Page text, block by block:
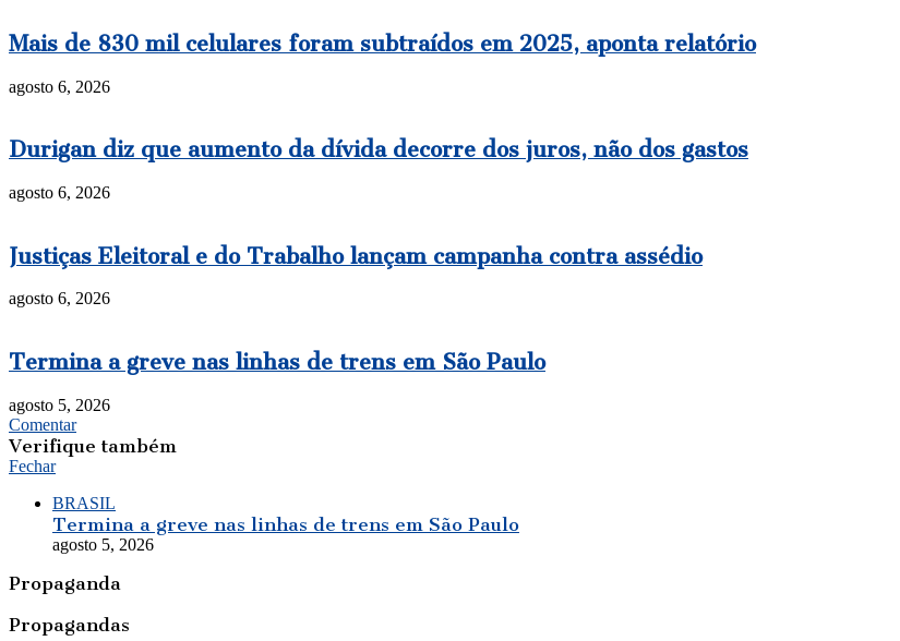
Mais de 830 mil celulares foram subtraídos em 2025, aponta relatório
agosto 6, 2026
Durigan diz que aumento da dívida decorre dos juros, não dos gastos
agosto 6, 2026
Justiças Eleitoral e do Trabalho lançam campanha contra assédio
agosto 6, 2026
Termina a greve nas linhas de trens em São Paulo
agosto 5, 2026
Comentar
Verifique também
Fechar
BRASIL
Termina a greve nas linhas de trens em São Paulo
agosto 5, 2026
Propaganda
Propagandas